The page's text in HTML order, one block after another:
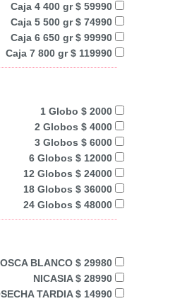
Caja 4 400 gr $ 59990
Caja 5 500 gr $ 74990
Caja 6 650 gr $ 99990
Caja 7 800 gr $ 119990
1 Globo $ 2000
2 Globos $ 4000
3 Globos $ 6000
6 Globos $ 12000
12 Globos $ 24000
18 Globos $ 36000
24 Globos $ 48000
BLANCO $ 29980
NICASIA $ 28990
TARDIA $ 14990